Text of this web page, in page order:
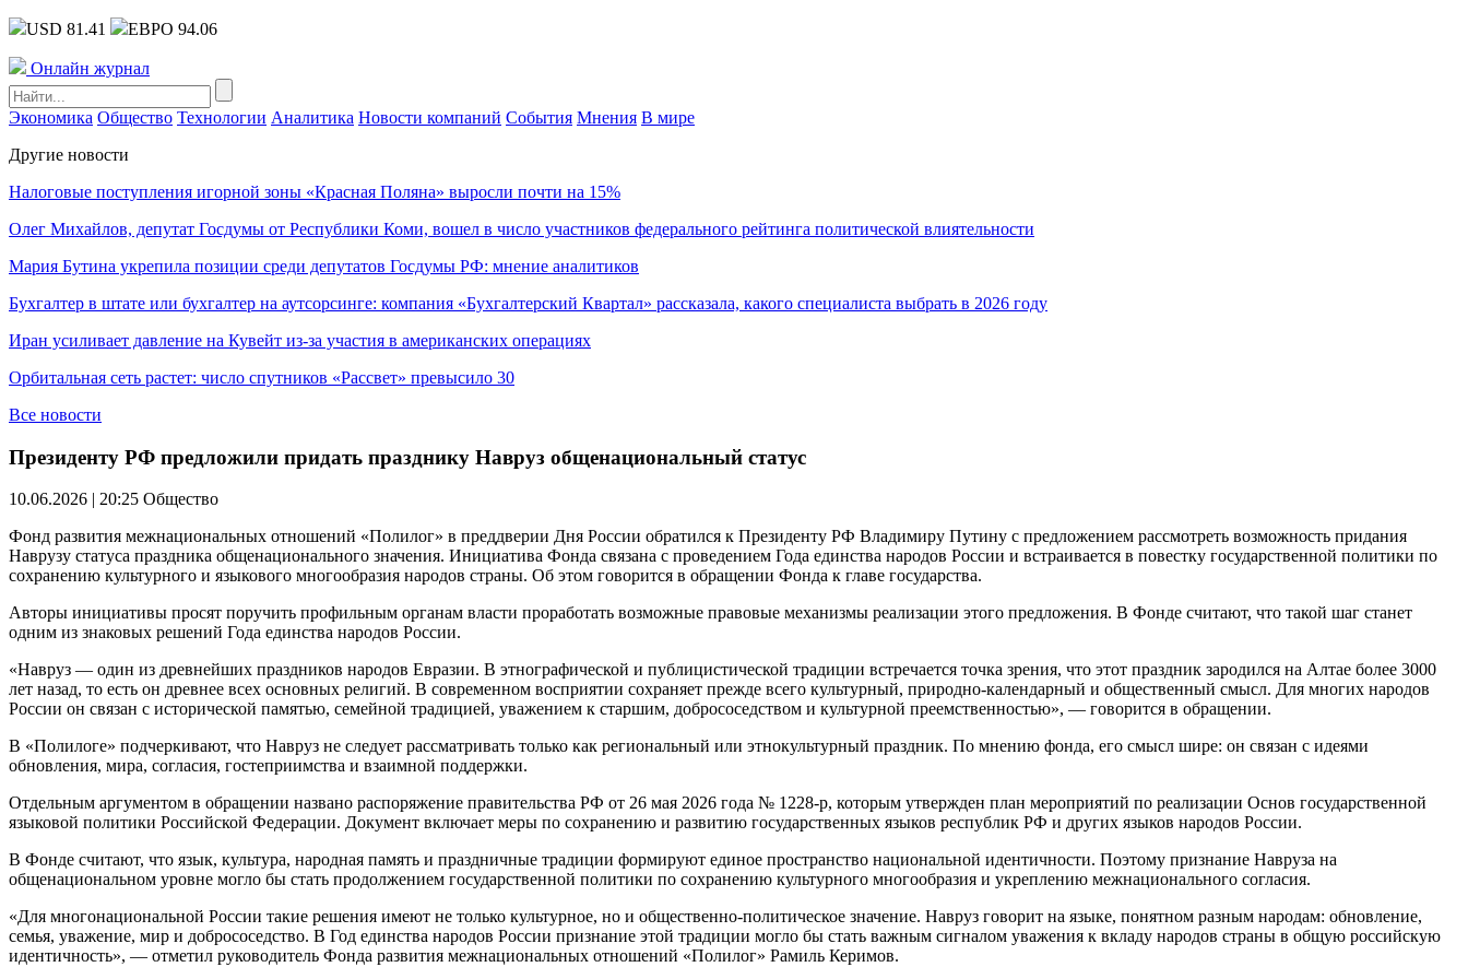
USD 81.41 ЕВРО 94.06
Онлайн журнал
Экономика Общество Технологии Аналитика Новости компаний События Мнения В мире
Другие новости
Налоговые поступления игорной зоны «Красная Поляна» выросли почти на 15%
Олег Михайлов, депутат Госдумы от Республики Коми, вошел в число участников федерального рейтинга политической влиятельности
Мария Бутина укрепила позиции среди депутатов Госдумы РФ: мнение аналитиков
Бухгалтер в штате или бухгалтер на аутсорсинге: компания «Бухгалтерский Квартал» рассказала, какого специалиста выбрать в 2026 году
Иран усиливает давление на Кувейт из-за участия в американских операциях
Орбитальная сеть растет: число спутников «Рассвет» превысило 30
Все новости
Президенту РФ предложили придать празднику Навруз общенациональный статус
10.06.2026 | 20:25 Общество
Фонд развития межнациональных отношений «Полилог» в преддверии Дня России обратился к Президенту РФ Владимиру Путину с предложением рассмотреть возможность придания
Наврузу статуса праздника общенационального значения. Инициатива Фонда связана с проведением Года единства народов России и встраивается в повестку государственной политики по
сохранению культурного и языкового многообразия народов страны. Об этом говорится в обращении Фонда к главе государства.
Авторы инициативы просят поручить профильным органам власти проработать возможные правовые механизмы реализации этого предложения. В Фонде считают, что такой шаг станет
одним из знаковых решений Года единства народов России.
«Навруз — один из древнейших праздников народов Евразии. В этнографической и публицистической традиции встречается точка зрения, что этот праздник зародился на Алтае более 3000
лет назад, то есть он древнее всех основных религий. В современном восприятии сохраняет прежде всего культурный, природно-календарный и общественный смысл. Для многих народов
России он связан с исторической памятью, семейной традицией, уважением к старшим, добрососедством и культурной преемственностью», — говорится в обращении.
В «Полилоге» подчеркивают, что Навруз не следует рассматривать только как региональный или этнокультурный праздник. По мнению фонда, его смысл шире: он связан с идеями
обновления, мира, согласия, гостеприимства и взаимной поддержки.
Отдельным аргументом в обращении названо распоряжение правительства РФ от 26 мая 2026 года № 1228-р, которым утвержден план мероприятий по реализации Основ государственной
языковой политики Российской Федерации. Документ включает меры по сохранению и развитию государственных языков республик РФ и других языков народов России.
В Фонде считают, что язык, культура, народная память и праздничные традиции формируют единое пространство национальной идентичности. Поэтому признание Навруза на
общенациональном уровне могло бы стать продолжением государственной политики по сохранению культурного многообразия и укреплению межнационального согласия.
«Для многонациональной России такие решения имеют не только культурное, но и общественно-политическое значение. Навруз говорит на языке, понятном разным народам: обновление,
семья, уважение, мир и добрососедство. В Год единства народов России признание этой традиции могло бы стать важным сигналом уважения к вкладу народов страны в общую российскую
идентичность», — отметил руководитель Фонда развития межнациональных отношений «Полилог» Рамиль Керимов.